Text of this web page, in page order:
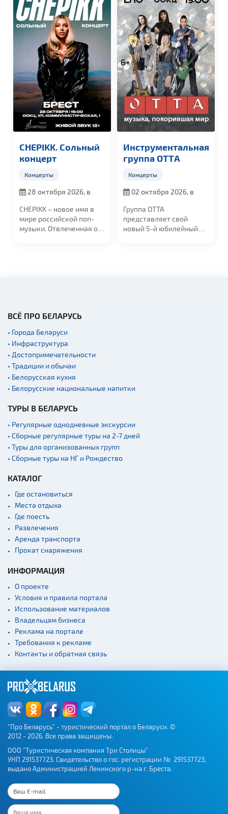
CHEPIKK. Сольный
концерт
Концерты
28 октября 2026, в
CHEPIKK – новое имя в
мире российской поп-
музыки. Отвлеченная от
Инструментальная
группа OTTА
Концерты
02 октября 2026, в
Группа ОТТА
представляет свой
новый 5-й юбилейный
ВСЁ ПРО БЕЛАРУСЬ
• Города Беларуси
• Инфраструктура
• Достопримечательности
• Традиции и обычаи
• Белорусская кухня
• Белорусские национальные напитки
ТУРЫ В БЕЛАРУСЬ
• Регулярные однодневные экскурсии
• Сборные регулярные туры на 2-7 дней
• Туры для организованных групп
• Сборные туры на НГ и Рождество
КАТАЛОГ
Где остановиться
Места отдыха
Где поесть
Развлечения
Аренда транспорта
Прокат снаряжения
ИНФОРМАЦИЯ
О проекте
Условия и правила портала
Использование материалов
Владельцам бизнеса
Реклама на портале
Требования к рекламе
Контакты и обратная связь
"Про Беларусь" - туристический портал о Беларуси. ©
2012 - 2026. Все права защищены.
ООО "Туристическая компания Три Столицы"
УНП 291537723. Свидетельство о гос. регистрации № 291537723,
выдано Администрацией Ленинского р-на г. Бреста.